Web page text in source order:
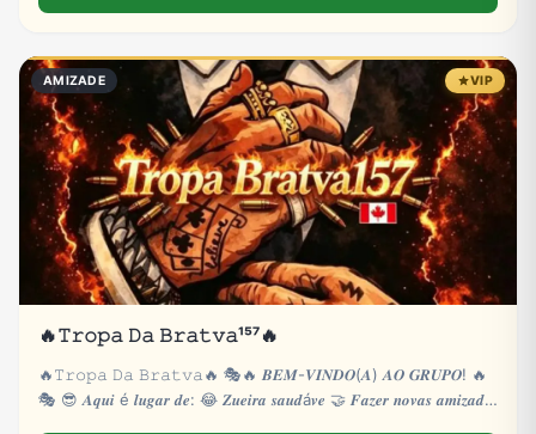
AMIZADE VIP
🔥𝚃𝚛𝚘𝚙𝚊 𝙳𝚊 𝙱𝚛𝚊𝚝𝚟𝚊¹⁵⁷🔥
🔥𝚃𝚛𝚘𝚙𝚊 𝙳𝚊 𝙱𝚛𝚊𝚝𝚟𝚊🔥 🎭🔥 𝑩𝑬𝑴-𝑽𝑰𝑵𝑫𝑶(𝑨) 𝑨𝑶 𝑮𝑹𝑼𝑷𝑶! 🔥
🎭 😎 𝑨𝒒𝒖𝒊 é 𝒍𝒖𝒈𝒂𝒓 𝒅𝒆: 😂 𝒁𝒖𝒆𝒊𝒓𝒂 𝒔𝒂𝒖𝒅á𝒗𝒆 🤝 𝑭𝒂𝒛𝒆𝒓 𝒏𝒐𝒗𝒂𝒔 𝒂𝒎𝒊𝒛𝒂𝒅𝒆𝒔